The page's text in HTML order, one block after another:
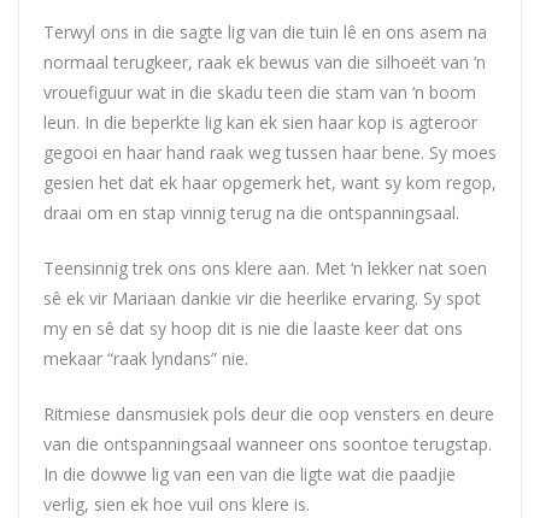
Terwyl ons in die sagte lig van die tuin lê en ons asem na
normaal terugkeer, raak ek bewus van die silhoeët van ‘n
vrouefiguur wat in die skadu teen die stam van ‘n boom
leun. In die beperkte lig kan ek sien haar kop is agteroor
gegooi en haar hand raak weg tussen haar bene. Sy moes
gesien het dat ek haar opgemerk het, want sy kom regop,
draai om en stap vinnig terug na die ontspanningsaal.
Teensinnig trek ons ons klere aan. Met ‘n lekker nat soen
sê ek vir Mariaan dankie vir die heerlike ervaring. Sy spot
my en sê dat sy hoop dit is nie die laaste keer dat ons
mekaar “raak lyndans” nie.
Ritmiese dansmusiek pols deur die oop vensters en deure
van die ontspanningsaal wanneer ons soontoe terugstap.
In die dowwe lig van een van die ligte wat die paadjie
verlig, sien ek hoe vuil ons klere is.